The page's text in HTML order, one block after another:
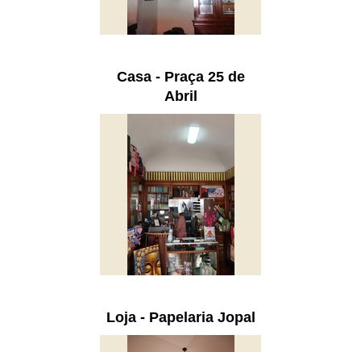
Casa - Praça 25 de
Abril
Loja - Papelaria Jopal